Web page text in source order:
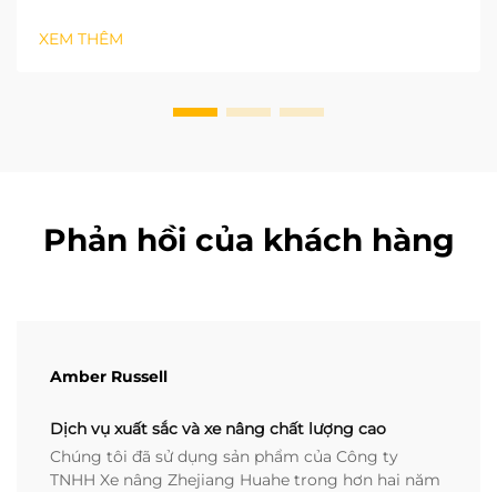
khu vực vận hành và cường độ làm việc. Đối với lưu
trữ và bốc dỡ hàng hóa ngoài trời, các hệ thống động
XEM THÊM
Phản hồi của khách hàng
Amber Russell
Dịch vụ xuất sắc và xe nâng chất lượng cao
Chúng tôi đã sử dụng sản phẩm của Công ty
TNHH Xe nâng Zhejiang Huahe trong hơn hai năm